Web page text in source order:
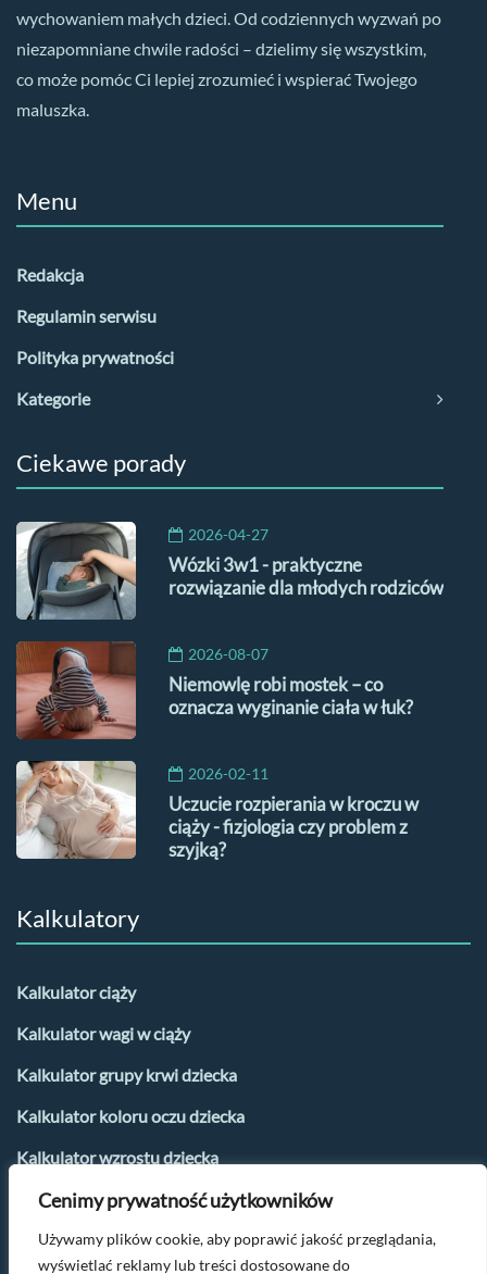
Cenimy prywatność użytkowników
Używamy plików cookie, aby poprawić jakość przeglądania,
wyświetlać reklamy lub treści dostosowane do
wychowaniem małych dzieci. Od codziennych wyzwań po
niezapomniane chwile radości – dzielimy się wszystkim,
co może pomóc Ci lepiej zrozumieć i wspierać Twojego
maluszka.
Menu
Redakcja
Regulamin serwisu
Polityka prywatności
Kategorie
Ciekawe porady
2026-04-27
Wózki 3w1 - praktyczne
rozwiązanie dla młodych rodziców
2026-08-07
Niemowlę robi mostek – co
oznacza wyginanie ciała w łuk?
2026-02-11
Uczucie rozpierania w kroczu w
ciąży - fizjologia czy problem z
szyjką?
Kalkulatory
Kalkulator ciąży
Kalkulator wagi w ciąży
Kalkulator grupy krwi dziecka
Kalkulator koloru oczu dziecka
Kalkulator wzrostu dziecka
Kalkulator płci dziecka
Kalkulator urlopu macierzyńskiego